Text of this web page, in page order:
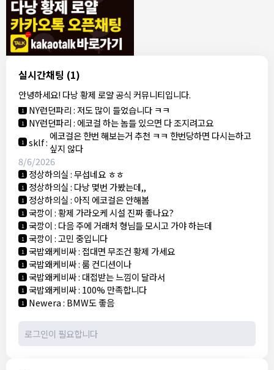
실시간채팅 (1)
안녕하세요! 다낭 황제 로얄 공식 커뮤니티입니다.
8/4/2026
1 모기한테물림:여기도 문의해보면 바로 알려줌
1 모기한테물림:정찰가보다 쌀수 없음
1 결혼안해:ㄹㅇ 팩트 ㅋㅋㅋㅋ
결혼안해:ㄹㅇ 팩트 ㅋㅋㅋㅋ
8/5/2026
NY런던파리 :다낭 에코걸 여기서 예약 가능한가요?
1 3군:에코걸 좀 조심 하는게 좋음
1 NY런던파리:저도 많이 들었습니다 ㅋㅋ
1 NY런던파리: 에코걸 하는 놈들 있으면 다 조지려고요
1 sklf: 에코걸은 한번 해보는거 추천 ㅋㅋ 한번당하면 다시는하고
싶지 않다
8/6/2026
1 정상하의실:무섭네요 ㅎㅎ
1 정상하의실: 다낭 몇번 가봤는데,,
1 정상하의실: 아직 에코걸은 안해봄
1 국깡이:황제 가라오케 시설 진짜 좋나요?
1 국깡이: 다음 주에 거래처 형님들 모시고 가야 하는데
1 국깡이:고민 중입니다
1 국밥왜케비싸: 접대면 무조건 황제 가세요
1 국밥왜케비싸:룸 컨디션이나
1 국밥왜케비싸: 대접받는 느낌이 달라서
1 국밥왜케비싸: 100% 만족합니다
1 Newera: BMW도 좋음